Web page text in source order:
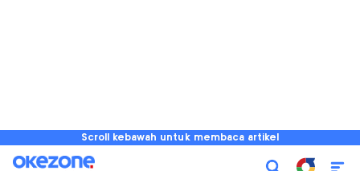
Scroll kebawah untuk membaca artikel